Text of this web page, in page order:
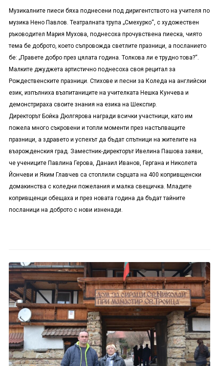
Музикалните пиеси бяха поднесени под диригентството на учителя по
музика Нено Павлов. Театралната трупа „Смехурко“, с художествен
ръководител Мария Мухова, поднесоха прочувствена пиеска, чиято
тема бе доброто, което съпровожда светлите празници, а посланието
бе: „Правете добро през цялата година. Толкова ли е трудно това?“.
Малките джуджета артистично поднесоха своя рецитал за
Рождественските празници. Стихове и песни за Коледа на английски
език, изпълниха възпитаниците на учителката Нешка Кунчева и
демонстрираха своите знания на езика на Шекспир.
Директорът Бойка Дюлгярова награди всички участници, като им
пожела много съкровени и топли моменти през настъпващите
празници, а здравето и успехът да бъдат спътници на жителите на
възрожденския град. Заместник-директорът Ивелина Пашова заяви,
че учениците Павлина Герова, Данаил Иванов, Гергана и Николета
Йончеви и Яким Главчев са стоплили сърцата на 400 копривщенски
домакинства с коледни пожелания и малка свещичка. Младите
копривщенци обещаха и през новата година да бъдат тайните
посланици на доброто с нови изненади.